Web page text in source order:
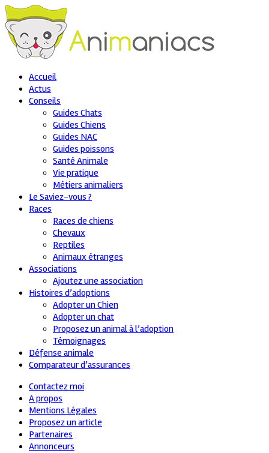
Accueil
Actus
Conseils
Guides Chats
Guides Chiens
Guides NAC
Guides poissons
Santé Animale
Vie pratique
Métiers animaliers
Le Saviez-vous ?
Races
Races de chiens
Chevaux
Reptiles
Animaux étranges
Associations
Ajoutez une association
Histoires d’adoptions
Adopter un Chien
Adopter un chat
Proposez un animal à l’adoption
Témoignages
Défense animale
Comparateur d’assurances
Contactez moi
A propos
Mentions Légales
Proposez un article
Partenaires
Annonceurs